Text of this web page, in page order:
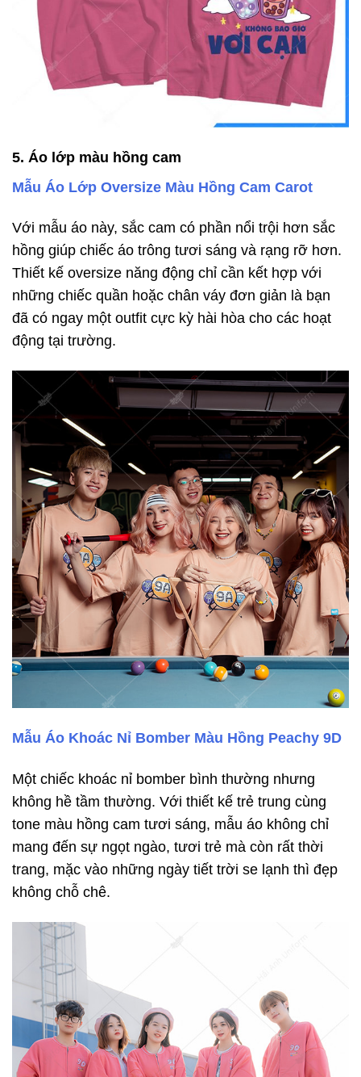
5. Áo lớp màu hồng cam
Mẫu Áo Lớp Oversize Màu Hồng Cam Carot
Với mẫu áo này, sắc cam có phần nổi trội hơn sắc
hồng giúp chiếc áo trông tươi sáng và rạng rỡ hơn.
Thiết kế oversize năng động chỉ cần kết hợp với
những chiếc quần hoặc chân váy đơn giản là bạn
đã có ngay một outfit cực kỳ hài hòa cho các hoạt
động tại trường.
Mẫu Áo Khoác Nỉ Bomber Màu Hồng Peachy 9D
Một chiếc khoác nỉ bomber bình thường nhưng
không hề tầm thường. Với thiết kế trẻ trung cùng
tone màu hồng cam tươi sáng, mẫu áo không chỉ
mang đến sự ngọt ngào, tươi trẻ mà còn rất thời
trang, mặc vào những ngày tiết trời se lạnh thì đẹp
không chỗ chê.